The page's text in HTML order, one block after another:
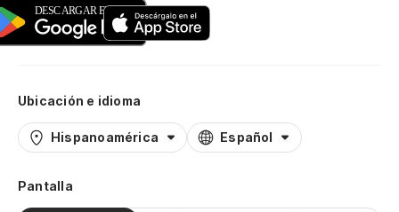
Ubicación e idioma
Hispanoamérica Español
Pantalla